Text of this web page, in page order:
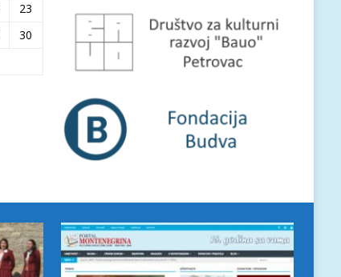
23
30